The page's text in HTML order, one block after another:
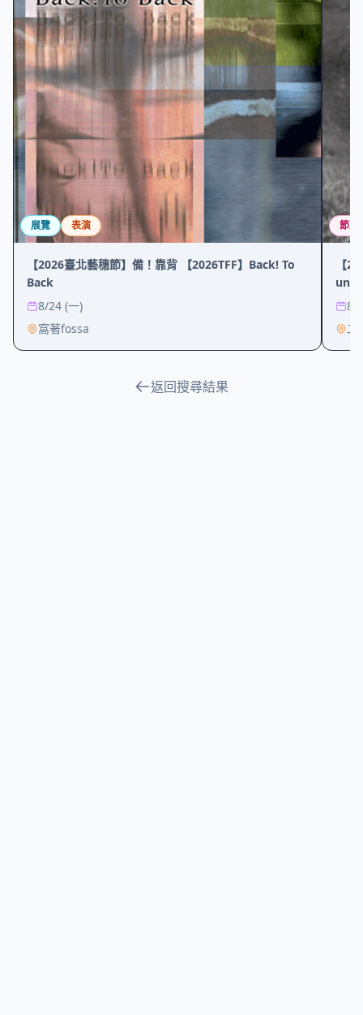
展覽 表演
【2026臺北藝穗節】備！靠背 【2026TFF】Back! To
Back
8/24 (一)
窩著fossa
節慶
【
8/
二
返回搜尋結果